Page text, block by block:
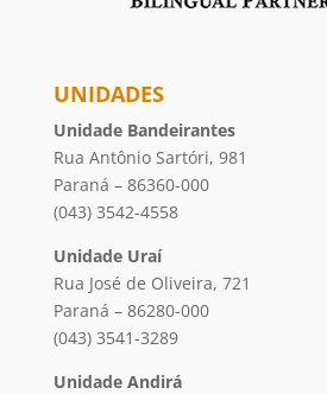
UNIDADES
Unidade Bandeirantes
Rua Antônio Sartóri, 981
Paraná – 86360-000
(043) 3542-4558
Unidade Uraí
Rua José de Oliveira, 721
Paraná – 86280-000
(043) 3541-3289
Unidade Andirá